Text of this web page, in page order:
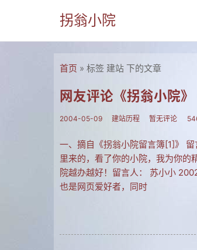
拐翁小院
首页 » 标签 建站 下的文章
网友评论《拐翁小院》
2004-05-09 建站历程 暂无评论
一、摘自《拐翁小院留言簿[1]》
里来的，看了你的小院，我为你的
院越办越好！留言人： 苏小小
也是网页爱好者，同时